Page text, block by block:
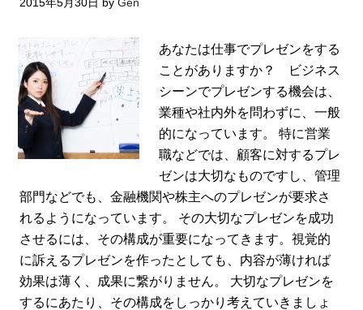
あなたは仕事でプレゼンをする
ことがありますか？ ビジネス
シーンでプレゼンする機会は、
業種や社内外を問わずに、一般
的になっています。 特に営業
職などでは、顧客に対するプレ
ゼンは大切なものですし、管理
部門などでも、金融機関や株主へのプレゼンが要求さ
れるようになっています。 その大切なプレゼンを成功
させるには、その構成が重要になってきます。視覚的
に訴えるプレゼンを作ったとしても、内容が薄ければ
効果は薄く、成果に繋がりません。 大切なプレゼンを
するにあたり、その構成をしっかり考えていきましょ